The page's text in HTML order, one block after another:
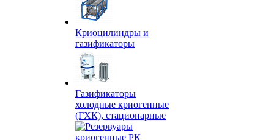
Криоцилиндры и
газификаторы
Газификаторы
холодные криогенные
(ГХК), стационарные